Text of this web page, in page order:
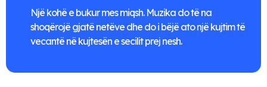
Një kohë e bukur mes miqsh. Muzika do të na
shoqërojë gjatë netëve dhe do i bëjë ato një kujtim të
vecantë në kujtesën e secilit prej nesh.